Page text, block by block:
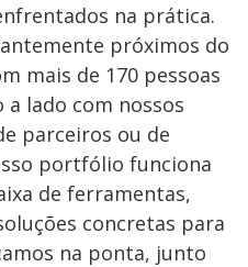
na prática.
próximos do
mais de 170 pessoas
lado com nossos
parceiros ou de
portfólio funciona
de ferramentas,
concretas para
na ponta, junto